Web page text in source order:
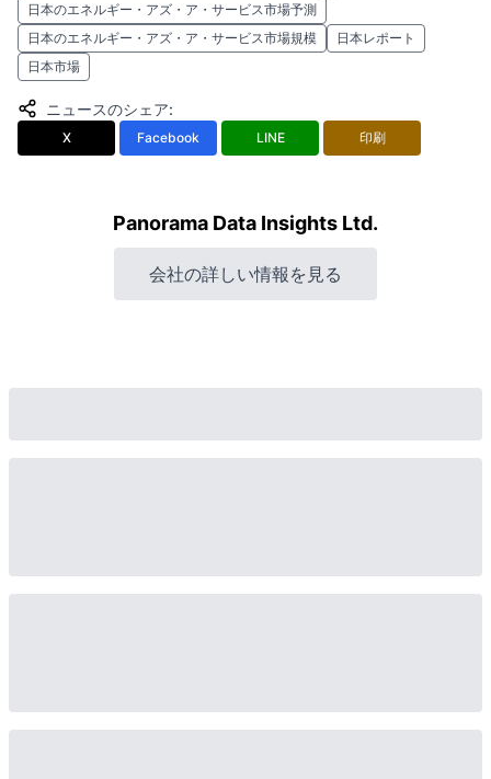
日本のエネルギー・アズ・ア・サービス市場予測
日本のエネルギー・アズ・ア・サービス市場規模
日本レポート
日本市場
ニュースのシェア:
X Facebook LINE 印刷
Panorama Data Insights Ltd.
会社の詳しい情報を見る